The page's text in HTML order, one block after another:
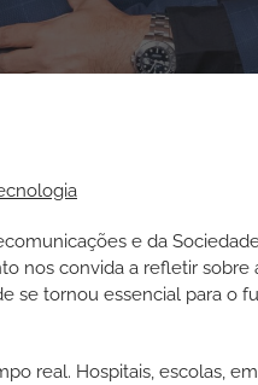
e da
nos convida a refletir sobre
se tornou essencial para o
real. Hospitais, escolas,